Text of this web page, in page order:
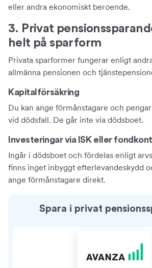
eller andra ekonomiskt beroende.
3. Privat
helt på sparform
Privata sparformer fungerar enligt
allmänna pensionen och
Kapitalförsäkring
Du kan ange förmånstagare och
vid dödsfall. De går inte via dödsboet.
Investeringar via ISK eller
Ingår i dödsboet och fördelas enligt
finns inget inbyggt efterlevandeskydd
ange förmånstagare direkt.
Spara i privat